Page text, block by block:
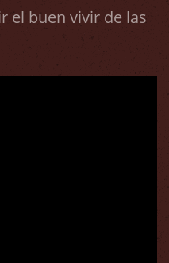
el buen vivir de las